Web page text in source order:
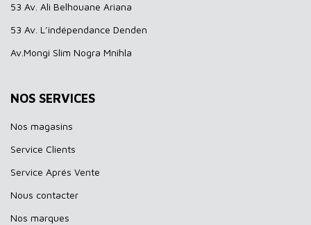
53 Av. Ali Belhouane Ariana
53 Av. L’indépendance Denden
Av.Mongi Slim Nogra Mnihla
NOS SERVICES
Nos magasins
Service Clients
Service Aprés Vente
Nous contacter
Nos marques